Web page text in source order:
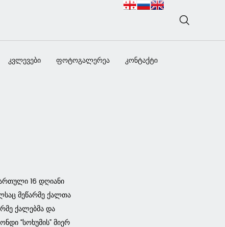
კვლევები ფოტოგალერეა კონტაქტი
16 დღიანი
მეწარმე ქალთა
ქალებმა და
“სოხუმის” მიერ